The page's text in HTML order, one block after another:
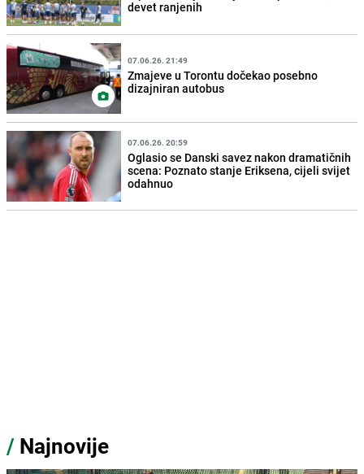
devet ranjenih
07.06.26. 21:49
Zmajeve u Torontu dočekao posebno
dizajniran autobus
07.06.26. 20:59
Oglasio se Danski savez nakon dramatičnih
scena: Poznato stanje Eriksena, cijeli svijet
odahnuo
/ Najnovije